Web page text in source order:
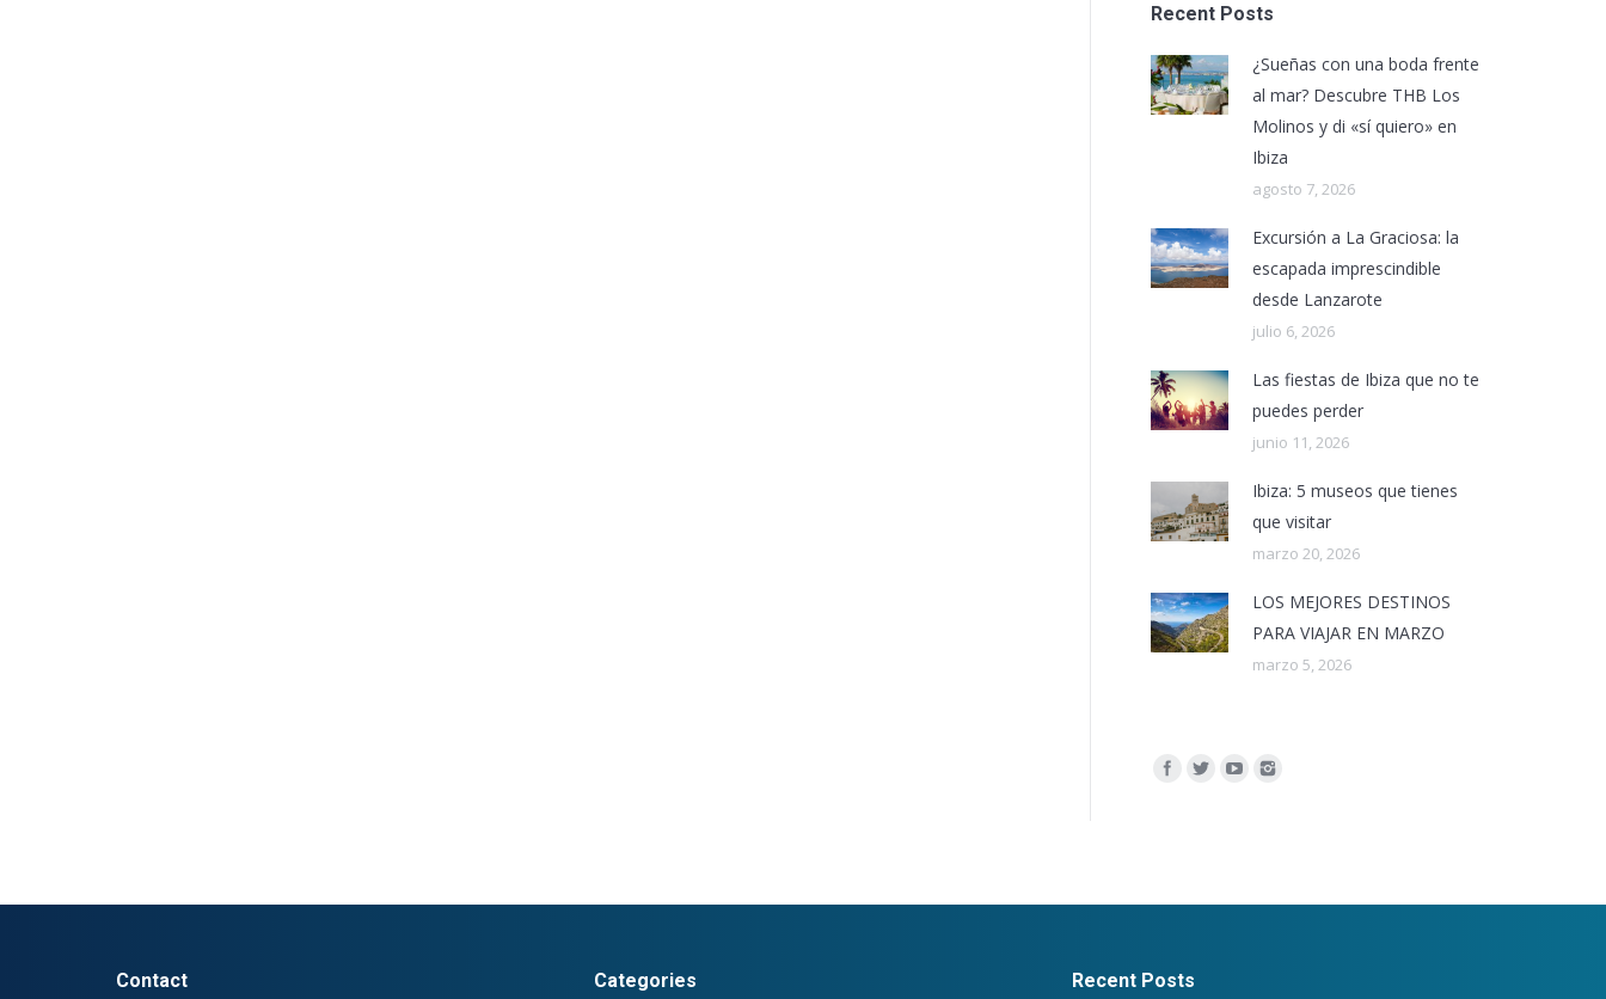
Recent Posts
¿Sueñas con una boda frente
al mar? Descubre THB Los
Molinos y di «sí quiero» en
Ibiza
agosto 7, 2026
Excursión a La Graciosa: la
escapada imprescindible
desde Lanzarote
julio 6, 2026
Las fiestas de Ibiza que no te
puedes perder
junio 11, 2026
Ibiza: 5 museos que tienes
que visitar
marzo 20, 2026
LOS MEJORES DESTINOS
PARA VIAJAR EN MARZO
marzo 5, 2026
Encuéntranos en:
Contact Categories Recent Posts